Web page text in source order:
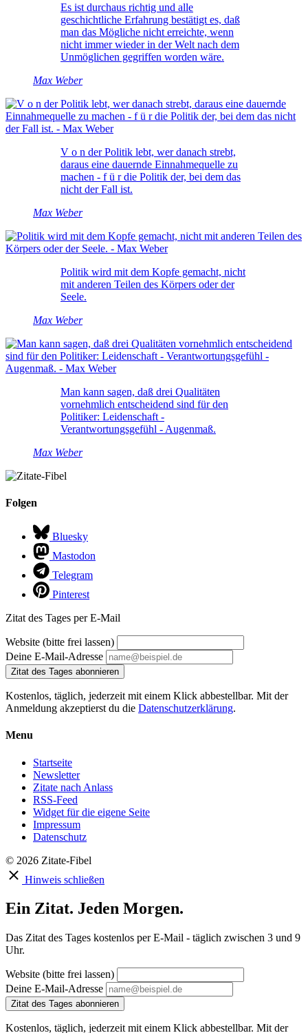
Es ist durchaus richtig und alle
geschichtliche Erfahrung bestätigt es, daß
man das Mögliche nicht erreichte, wenn
nicht immer wieder in der Welt nach dem
Unmöglichen gegriffen worden wäre.
Max Weber
V o n der Politik lebt, wer danach strebt,
daraus eine dauernde Einnahmequelle zu
machen - f ü r die Politik der, bei dem das
nicht der Fall ist.
Max Weber
Politik wird mit dem Kopfe gemacht, nicht
mit anderen Teilen des Körpers oder der
Seele.
Max Weber
Man kann sagen, daß drei Qualitäten
vornehmlich entscheidend sind für den
Politiker: Leidenschaft -
Verantwortungsgefühl - Augenmaß.
Max Weber
Folgen
Bluesky
Mastodon
Telegram
Pinterest
Zitat des Tages per E-Mail
Website (bitte frei lassen)
Deine E-Mail-Adresse
Zitat des Tages abonnieren
Kostenlos, täglich, jederzeit mit einem Klick abbestellbar. Mit der
Anmeldung akzeptierst du die Datenschutzerklärung.
Menu
Startseite
Newsletter
Zitate nach Anlass
RSS-Feed
Widget für die eigene Seite
Impressum
Datenschutz
© 2026 Zitate-Fibel
Hinweis schließen
Ein Zitat. Jeden Morgen.
Das Zitat des Tages kostenlos per E-Mail - täglich zwischen 3 und 9
Uhr.
Website (bitte frei lassen)
Deine E-Mail-Adresse
Zitat des Tages abonnieren
Kostenlos, täglich, jederzeit mit einem Klick abbestellbar. Mit der